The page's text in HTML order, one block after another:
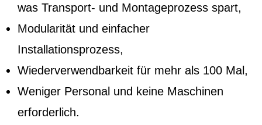
was Transport- und Montageprozess spart,
Modularität und einfacher
Installationsprozess,
Wiederverwendbarkeit für mehr als 100 Mal,
Weniger Personal und keine Maschinen
erforderlich.